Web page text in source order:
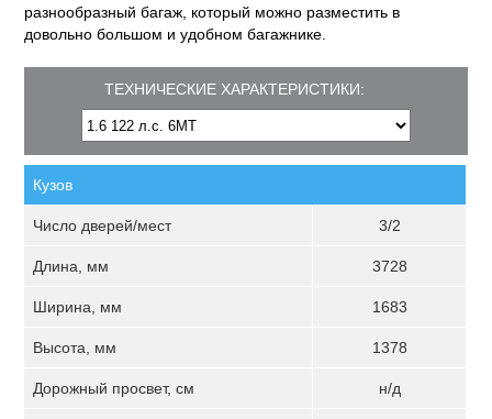
разнообразный багаж, который можно разместить в
довольно большом и удобном багажнике.
ТЕХНИЧЕСКИЕ ХАРАКТЕРИСТИКИ:
Кузов
Число дверей/мест 3/2
Длина, мм 3728
Ширина, мм 1683
Высота, мм 1378
Дорожный просвет, см н/д